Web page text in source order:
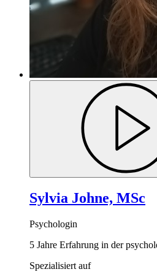
Sylvia Johne, MSc
Psychologin
5 Jahre Erfahrung in der
Spezialisiert auf